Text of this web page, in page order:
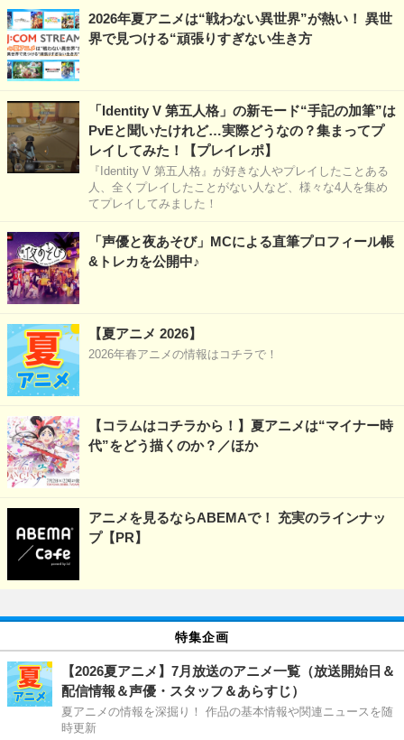
2026年夏アニメは“戦わない異世界”が熱い！ 異世
界で見つける“頑張りすぎない生き方
「Identity V 第五人格」の新モード“手記の加筆”は
PvEと聞いたけれど…実際どうなの？集まってプ
レイしてみた！【プレイレポ】
『Identity V 第五人格』が好きな人やプレイしたことある
人、全くプレイしたことがない人など、様々な4人を集め
てプレイしてみました！
「声優と夜あそび」MCによる直筆プロフィール帳
&トレカを公開中♪
【夏アニメ 2026】
2026年春アニメの情報はコチラで！
【コラムはコチラから！】夏アニメは“マイナー時
代”をどう描くのか？／ほか
アニメを見るならABEMAで！ 充実のラインナッ
プ【PR】
特集企画
【2026夏アニメ】7月放送のアニメ一覧（放送開始日＆
配信情報＆声優・スタッフ＆あらすじ）
夏アニメの情報を深掘り！ 作品の基本情報や関連ニュースを随
時更新